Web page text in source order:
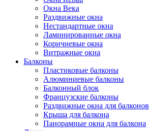
Окна Века
Раздвижные окна
Нестандартные окна
Ламинированные окна
Коричневые окна
Витражные окна
Балконы
Пластиковые балконы
Алюминиевые балконы
Балконный блок
Французские балконы
Раздвижные окна для балконов
Крыша для балкона
Панорамные окна для балкона